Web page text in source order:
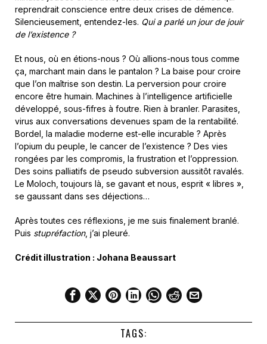
reprendrait conscience entre deux crises de démence.
Silencieusement, entendez-les. Qui a parlé un jour de jouir
de l’existence ?
Et nous, où en étions-nous ? Où allions-nous tous comme
ça, marchant main dans le pantalon ? La baise pour croire
que l’on maîtrise son destin. La perversion pour croire
encore être humain. Machines à l’intelligence artificielle
développé, sous-fifres à foutre. Rien à branler. Parasites,
virus aux conversations devenues spam de la rentabilité.
Bordel, la maladie moderne est-elle incurable ? Après
l’opium du peuple, le cancer de l’existence ? Des vies
rongées par les compromis, la frustration et l’oppression.
Des soins palliatifs de pseudo subversion aussitôt ravalés.
Le Moloch, toujours là, se gavant et nous, esprit « libres »,
se gaussant dans ses déjections…
Après toutes ces réflexions, je me suis finalement branlé.
Puis stupréfaction, j’ai pleuré.
Crédit illustration : Johana Beaussart
TAGS: